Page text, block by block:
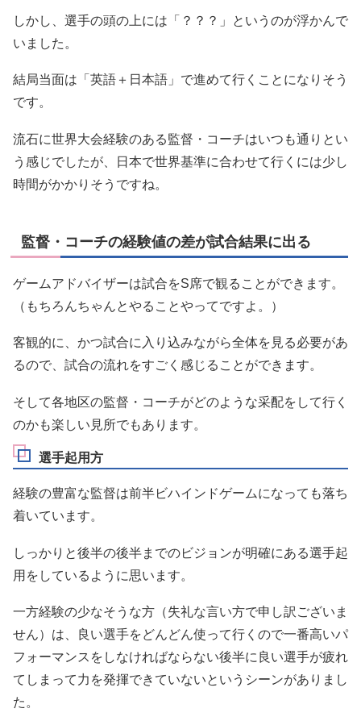
しかし、選手の頭の上には「？？？」というのが浮かんで
いました。
結局当面は「英語＋日本語」で進めて行くことになりそう
です。
流石に世界大会経験のある監督・コーチはいつも通りとい
う感じでしたが、日本で世界基準に合わせて行くには少し
時間がかかりそうですね。
監督・コーチの経験値の差が試合結果に出る
ゲームアドバイザーは試合をS席で観ることができます。
（もちろんちゃんとやることやってですよ。）
客観的に、かつ試合に入り込みながら全体を見る必要があ
るので、試合の流れをすごく感じることができます。
そして各地区の監督・コーチがどのような采配をして行く
のかも楽しい見所でもあります。
選手起用方
経験の豊富な監督は前半ビハインドゲームになっても落ち
着いています。
しっかりと後半の後半までのビジョンが明確にある選手起
用をしているように思います。
一方経験の少なそうな方（失礼な言い方で申し訳ございま
せん）は、良い選手をどんどん使って行くので一番高いパ
フォーマンスをしなければならない後半に良い選手が疲れ
てしまって力を発揮できていないというシーンがありまし
た。